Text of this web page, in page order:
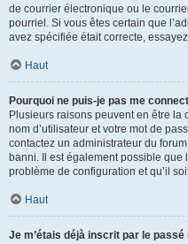
de courrier électronique ou le
pourriel. Si vous êtes certain que
avez spécifiée était correcte,
Haut
Pourquoi ne puis-je pas me
Plusieurs raisons peuvent en être la
nom d’utilisateur et votre mot de
contactez un administrateur du
banni. Il est également possible
problème de configuration et qu’il
Haut
Je m’étais déjà inscrit par le